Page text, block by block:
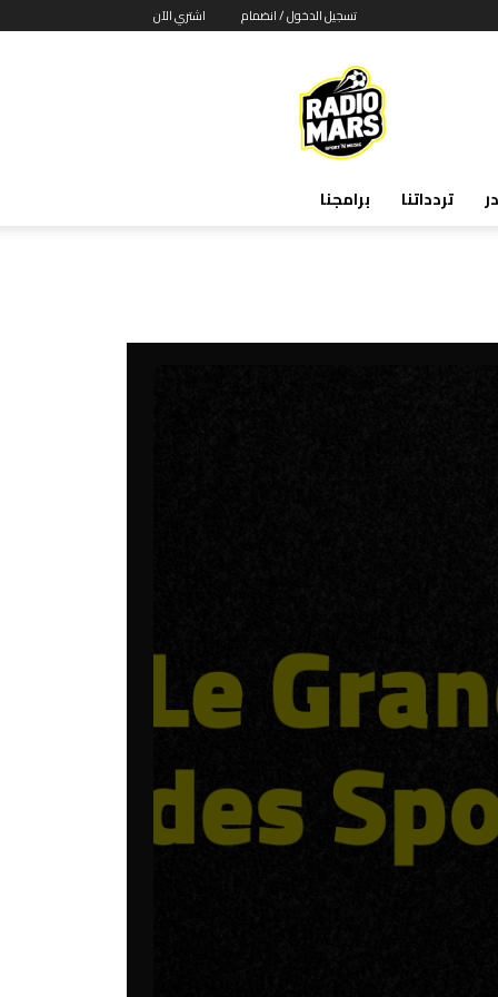
تسجيل الدخول / انضمام اشتري الآن
RADIOMARS
برامجنا تردداتنا